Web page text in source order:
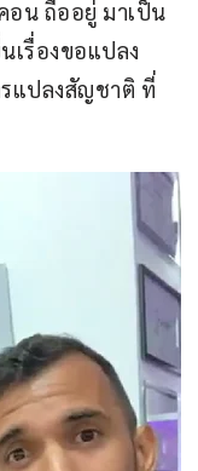
อน ถืออยู่ มาเป็น
รื่องขอแปลง
แปลงสัญชาติ ที่